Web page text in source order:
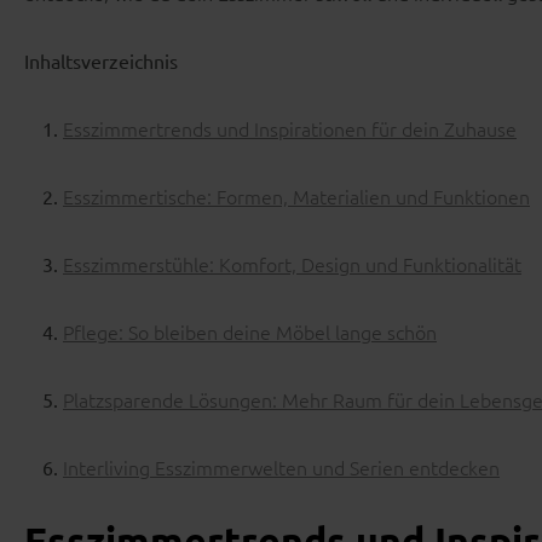
Inhaltsverzeichnis
Esszimmertrends und Inspirationen für dein Zuhause
Esszimmertische: Formen, Materialien und Funktionen
Esszimmerstühle: Komfort, Design und Funktionalität
Pflege: So bleiben deine Möbel lange schön
Platzsparende Lösungen: Mehr Raum für dein
Interliving Esszimmerwelten und Serien entdecken